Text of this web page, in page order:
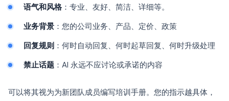
语气和风格：专业、友好、简洁、详细等。
业务背景 ：您的公司业务、产品、定价、政策
回复规则 ：何时自动回复、何时起草回复、何时升级处理
禁止话题 ：AI 永远不应讨论或承诺的内容
可以将其视为为新团队成员编写培训手册。您的指示越具体，